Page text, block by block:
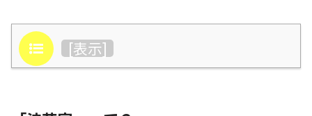
目次 [表示]